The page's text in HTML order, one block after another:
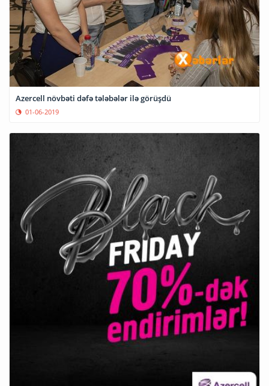
Azercell növbəti dəfə tələbələr ilə görüşdü
01-06-2019